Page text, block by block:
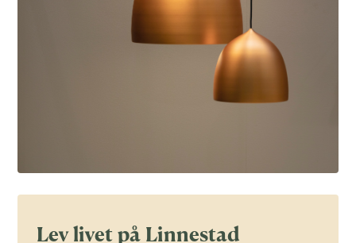
Lev livet på Linnestad